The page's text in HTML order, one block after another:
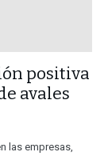
positiva
avales
las empresas,